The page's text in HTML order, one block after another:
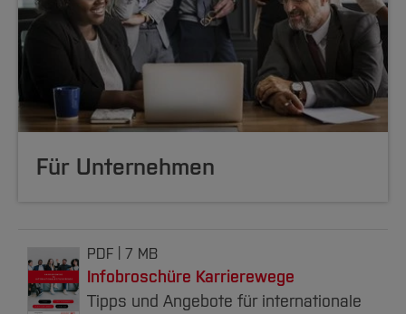
Für Unternehmen
PDF 7 MB
Infobroschüre Karrierewege
Tipps und Angebote für internationale